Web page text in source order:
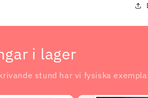
i lager
stund har vi fysiska